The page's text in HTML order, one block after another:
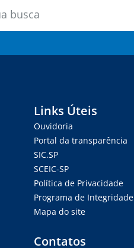
Links Úteis
Ouvidoria
Portal da transparência
SIC.SP
SCEIC-SP
Política de Privacidade
Programa de Integridade
Mapa do site
Contatos